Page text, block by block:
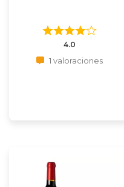
4.0
1 valoraciones